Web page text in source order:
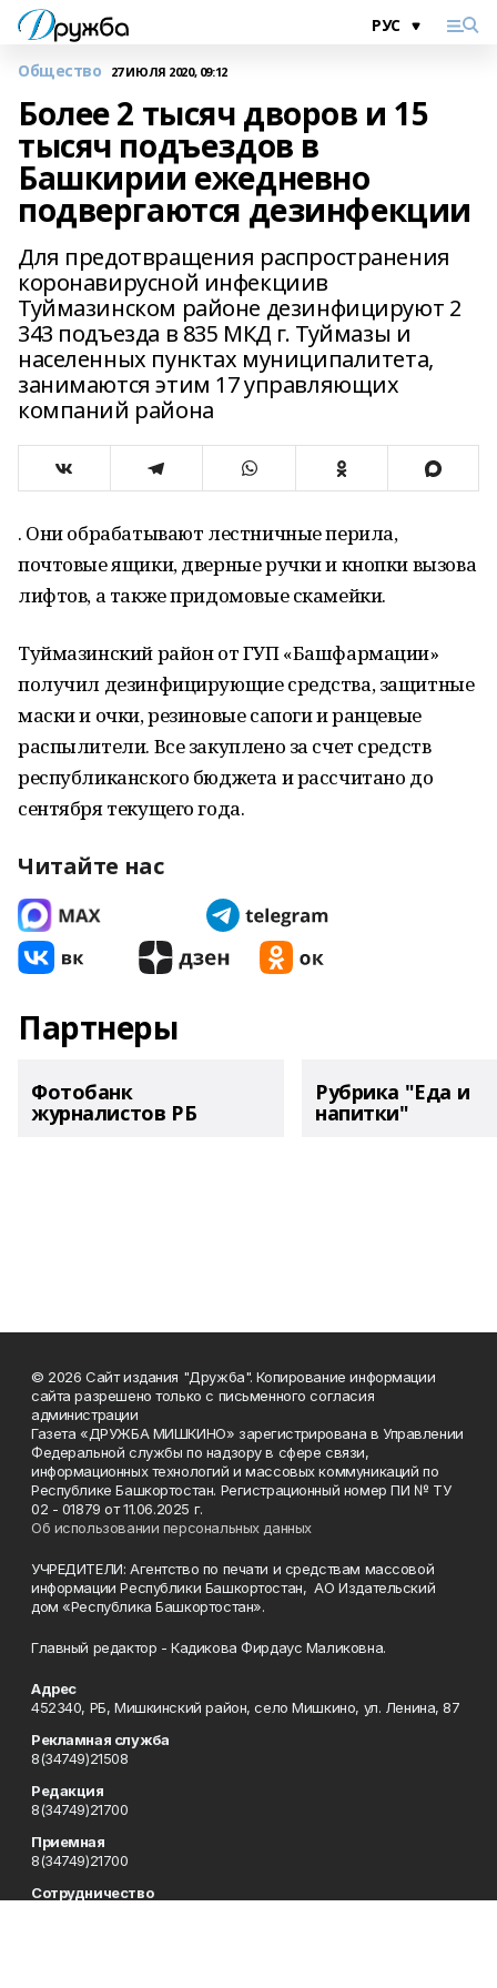
Общество 27 ИЮЛЯ 2020, 09:12
Более 2 тысяч дворов и 15
тысяч подъездов в
Башкирии ежедневно
подвергаются дезинфекции
Для предотвращения распространения
коронавирусной инфекциив
Туймазинском районе дезинфицируют 2
343 подъезда в 835 МКД г. Туймазы и
населенных пунктах муниципалитета,
занимаются этим 17 управляющих
компаний района
. Они обрабатывают лестничные перила,
почтовые ящики, дверные ручки и кнопки вызова
лифтов, а также придомовые скамейки.
Туймазинский район от ГУП «Башфармации»
получил дезинфицирующие средства, защитные
маски и очки, резиновые сапоги и ранцевые
распылители. Все закуплено за счет средств
республиканского бюджета и рассчитано до
сентября текущего года.
Читайте нас
Партнеры
Фотобанк
журналистов РБ
Рубрика "Еда и
напитки"
© 2026 Сайт издания "Дружба". Копирование информации
сайта разрешено только с письменного согласия
администрации
Газета «ДРУЖБА МИШКИНО» зарегистрирована в Управлении
Федеральной службы по надзору в сфере связи,
информационных технологий и массовых коммуникаций по
Республике Башкортостан. Регистрационный номер ПИ № ТУ
02 - 01879 от 11.06.2025 г.
Об использовании персональных данных
УЧРЕДИТЕЛИ: Агентство по печати и средствам массовой
информации Республики Башкортостан, АО Издательский
дом «Республика Башкортостан».
Главный редактор - Кадикова Фирдаус Маликовна.
Адрес
452340, РБ, Мишкинский район, село Мишкино, ул. Ленина, 87
Рекламная служба
8(34749)21508
Редакция
8(34749)21700
Приемная
8(34749)21700
Сотрудничество